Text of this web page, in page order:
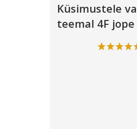
Küsimustele
teemal 4F jope